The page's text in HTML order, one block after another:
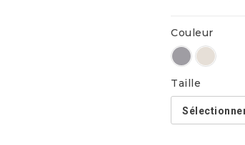
Couleur
Taille